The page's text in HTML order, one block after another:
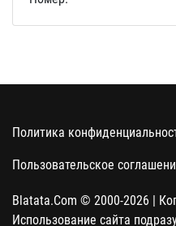
Политика
Пользовательское
Blatata.Com © 2000-2026 |
Использование сайта